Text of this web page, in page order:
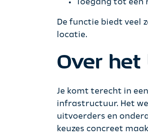
Toegang tot een
De functie biedt veel
locatie.
Over
Je komt terecht in
infrastructuur. Het
uitvoerders en
keuzes concreet